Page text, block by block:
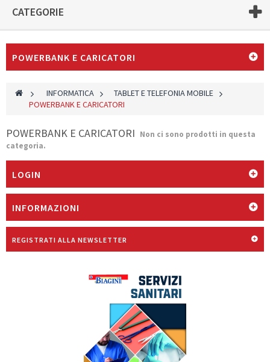
CATEGORIE
POWERBANK E CARICATORI
> INFORMATICA >
TABLET E TELEFONIA MOBILE
POWERBANK E CARICATORI
POWERBANK E CARICATORI Non ci sono prodotti in questa
categoria.
LOGIN
INFORMAZIONI
REGISTRATI ALLA NEWSLETTER